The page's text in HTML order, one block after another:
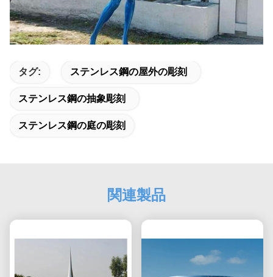
タグ: ステンレス鋼の屋外の彫刻
ステンレス鋼の抽象彫刻
ステンレス鋼の庭の彫刻
関連製品